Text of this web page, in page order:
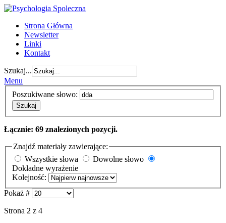
Strona Główna
Newsletter
Linki
Kontakt
Szukaj...
Menu
Poszukiwane słowo:
Szukaj
Łącznie: 69 znalezionych pozycji.
Znajdź materiały zawierające:
Wszystkie słowa
Dowolne słowo
Dokładne wyrażenie
Kolejność:
Pokaż #
Strona 2 z 4